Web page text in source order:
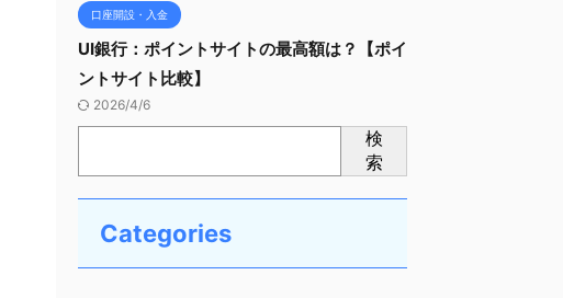
口座開設・入金
UI銀行：ポイントサイトの最高額は？【ポイ
ントサイト比較】
2026/4/6
検
索
Categories